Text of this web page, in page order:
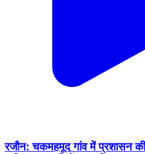
रजौन: चकमहमूद गांव में प्रशासन